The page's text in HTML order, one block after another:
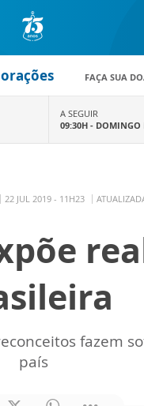
FAÇA SUA
A SEGUIR
09:30H - DOMINGO
22 JUL 2019 - 11H23
fazem
país